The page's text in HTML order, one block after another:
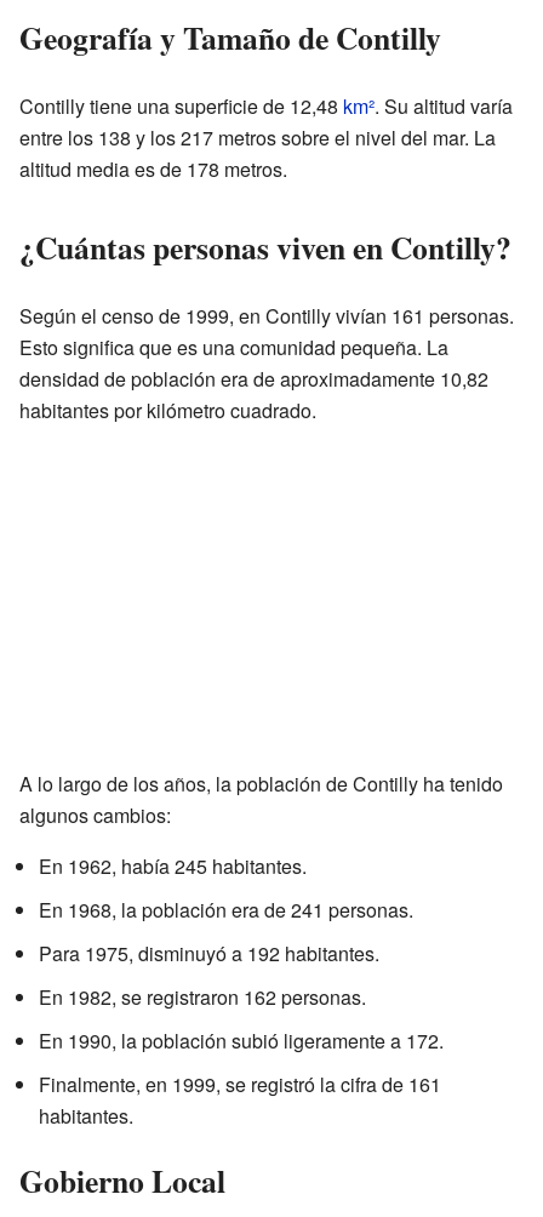
Geografía y Tamaño de Contilly
Contilly tiene una superficie de 12,48 km². Su altitud varía
entre los 138 y los 217 metros sobre el nivel del mar. La
altitud media es de 178 metros.
¿Cuántas personas viven en Contilly?
Según el censo de 1999, en Contilly vivían 161 personas.
Esto significa que es una comunidad pequeña. La
densidad de población era de aproximadamente 10,82
habitantes por kilómetro cuadrado.
A lo largo de los años, la población de Contilly ha tenido
algunos cambios:
En 1962, había 245 habitantes.
En 1968, la población era de 241 personas.
Para 1975, disminuyó a 192 habitantes.
En 1982, se registraron 162 personas.
En 1990, la población subió ligeramente a 172.
Finalmente, en 1999, se registró la cifra de 161
habitantes.
Gobierno Local